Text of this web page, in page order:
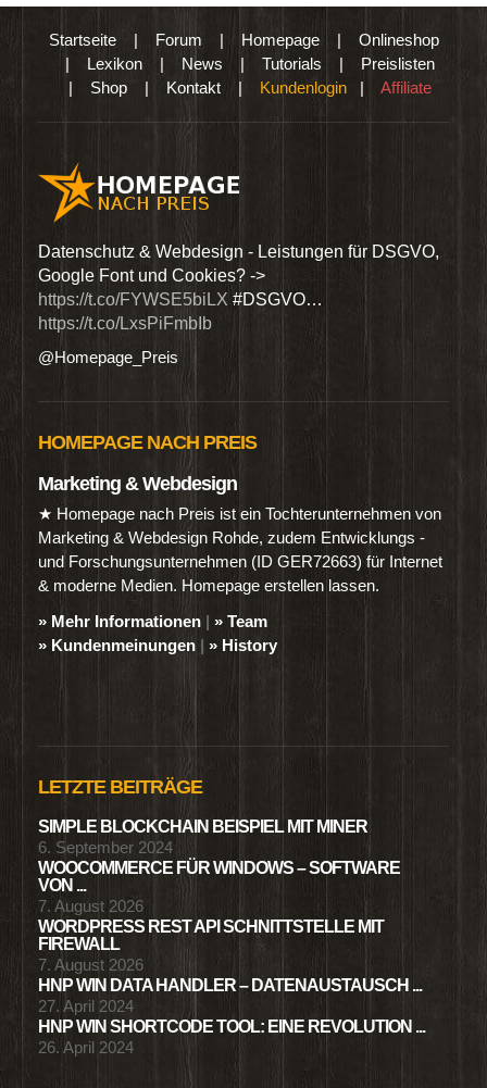
Startseite| Forum | Homepage| Onlineshop
| Lexikon | News | Tutorials | Preislisten
| Shop | Kontakt | Kundenlogin | Affiliate
Datenschutz & Webdesign - Leistungen für DSGVO,
Google Font und Cookies? ->
https://t.co/FYWSE5biLX #DSGVO…
https://t.co/LxsPiFmbIb
@Homepage_Preis
HOMEPAGE NACH PREIS
Marketing & Webdesign
★ Homepage nach Preis ist ein Tochterunternehmen von
Marketing & Webdesign Rohde, zudem Entwicklungs -
und Forschungsunternehmen (ID GER72663) für Internet
& moderne Medien. Homepage erstellen lassen.
» Mehr Informationen | » Team
» Kundenmeinungen | » History
LETZTE BEITRÄGE
SIMPLE BLOCKCHAIN BEISPIEL MIT MINER
6. September 2024
WOOCOMMERCE FÜR WINDOWS – SOFTWARE
VON ...
7. August 2026
WORDPRESS REST API SCHNITTSTELLE MIT
FIREWALL
7. August 2026
HNP WIN DATA HANDLER – DATENAUSTAUSCH ...
27. April 2024
HNP WIN SHORTCODE TOOL: EINE REVOLUTION ...
26. April 2024